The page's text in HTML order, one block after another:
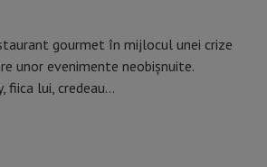
gourmet în mijlocul unei crize
unor evenimente neobișnuite.
fiica lui, credeau…